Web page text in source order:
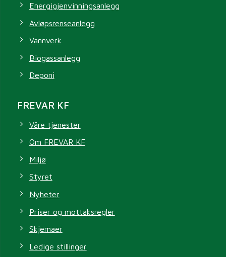
Energigjenvinningsanlegg
Avløpsrenseanlegg
Vannverk
Biogassanlegg
Deponi
FREVAR KF
Våre tjenester
Om FREVAR KF
Miljø
Styret
Nyheter
Priser og mottaksregler
Skjemaer
Ledige stillinger